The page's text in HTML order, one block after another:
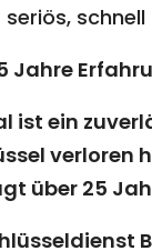
Jahre
ist ein
verloren
über 25